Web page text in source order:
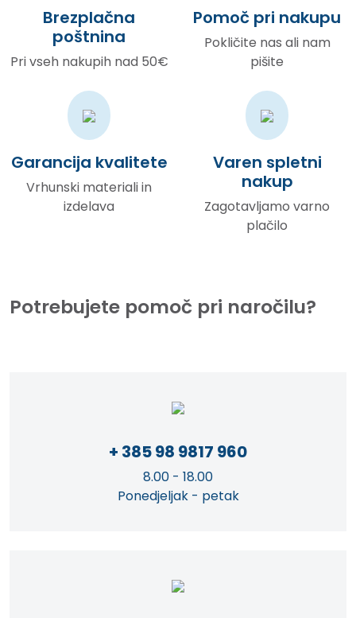
Brezplačna
poštnina
Pri vseh nakupih nad 50€
Pomoč pri nakupu
Pokličite nas ali nam
pišite
Garancija kvalitete
Vrhunski materiali in
izdelava
Varen spletni
nakup
Zagotavljamo varno
plačilo
Potrebujete pomoč pri naročilu?
+ 385 98 9817 960
8.00 - 18.00
Ponedjeljak - petak